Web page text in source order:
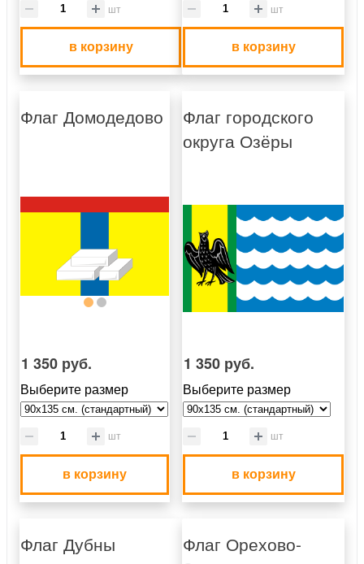
шт
в корзину
шт
в корзину
Флаг Домодедово
1 350 руб.
Выберите размер
шт
в корзину
Флаг городского
округа Озёры
1 350 руб.
Выберите размер
шт
в корзину
Флаг Дубны
Флаг Орехово-